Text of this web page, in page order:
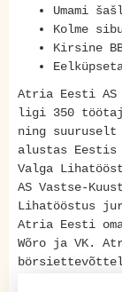
Umami
Kolme
Kirsine
Atria Eesti AS
ligi 350
ning
alustas Eestis
Valga
AS Vastse-
Lihatööstus
Atria Eesti
Wõro ja VK.